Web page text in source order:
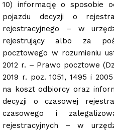
10) informację o sposobie
pojazdu decyzji o
rejestracyjnego – w
rejestrujący albo za
pocztowego w rozumieniu
2012 r. – Prawo pocztowe
2019 r. poz. 1051, 1495 i
na koszt odbiorcy oraz
decyzji o czasowej
czasowego i
rejestracyjnych – w